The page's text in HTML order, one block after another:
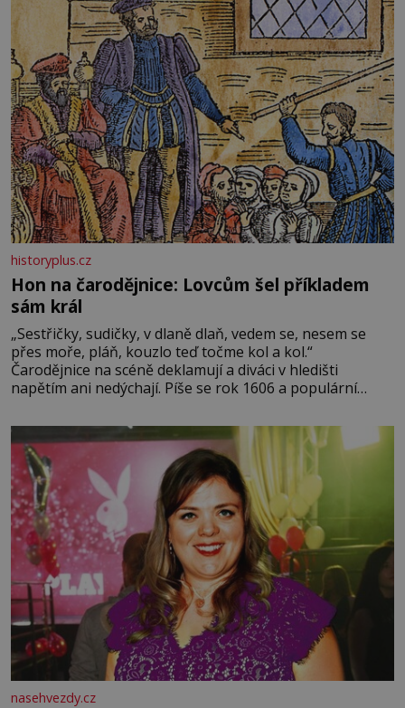
historyplus.cz
Hon na čarodějnice: Lovcům šel příkladem
sám král
„Sestřičky, sudičky, v dlaně dlaň, vedem se, nesem se
přes moře, pláň, kouzlo teď točme kol a kol.“
Čarodějnice na scéně deklamují a diváci v hledišti
napětím ani nedýchají. Píše se rok 1606 a populární
Tragédii o Macbethovi. Napsal ji pro krále Jakuba I., jenž
v roce 1603 vystřídal
nasehvezdy.cz